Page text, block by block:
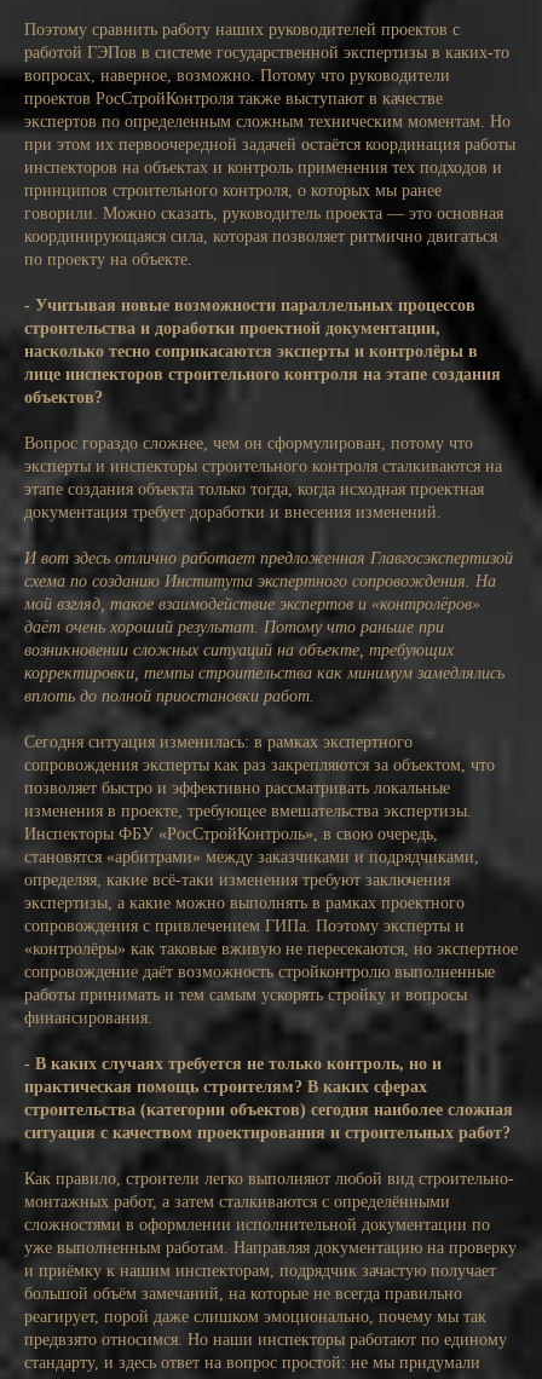
Поэтому сравнить работу наших руководителей проектов с
работой ГЭПов в системе государственной экспертизы в каких-то
вопросах, наверное, возможно. Потому что руководители
проектов РосСтройКонтроля также выступают в качестве
экспертов по определенным сложным техническим моментам. Но
при этом их первоочередной задачей остаётся координация работы
инспекторов на объектах и контроль применения тех подходов и
принципов строительного контроля, о которых мы ранее
говорили. Можно сказать, руководитель проекта — это основная
координирующаяся сила, которая позволяет ритмично двигаться
по проекту на объекте.
- Учитывая новые возможности параллельных процессов
строительства и доработки проектной документации,
насколько тесно соприкасаются эксперты и контролёры в
лице инспекторов строительного контроля на этапе создания
объектов?
Вопрос гораздо сложнее, чем он сформулирован, потому что
эксперты и инспекторы строительного контроля сталкиваются на
этапе создания объекта только тогда, когда исходная проектная
документация требует доработки и внесения изменений.
И вот здесь отлично работает предложенная Главгосэкспертизой
схема по созданию Института экспертного сопровождения. На
мой взгляд, такое взаимодействие экспертов и «контролёров»
даёт очень хороший результат. Потому что раньше при
возникновении сложных ситуаций на объекте, требующих
корректировки, темпы строительства как минимум замедлялись
вплоть до полной приостановки работ.
Сегодня ситуация изменилась: в рамках экспертного
сопровождения эксперты как раз закрепляются за объектом, что
позволяет быстро и эффективно рассматривать локальные
изменения в проекте, требующее вмешательства экспертизы.
Инспекторы ФБУ «РосСтройКонтроль», в свою очередь,
становятся «арбитрами» между заказчиками и подрядчиками,
определяя, какие всё-таки изменения требуют заключения
экспертизы, а какие можно выполнять в рамках проектного
сопровождения с привлечением ГИПа. Поэтому эксперты и
«контролёры» как таковые вживую не пересекаются, но экспертное
сопровождение даёт возможность стройконтролю выполненные
работы принимать и тем самым ускорять стройку и вопросы
финансирования.
- В каких случаях требуется не только контроль, но и
практическая помощь строителям? В каких сферах
строительства (категории объектов) сегодня наиболее сложная
ситуация с качеством проектирования и строительных работ?
Как правило, строители легко выполняют любой вид строительно-
монтажных работ, а затем сталкиваются с определёнными
сложностями в оформлении исполнительной документации по
уже выполненным работам. Направляя документацию на проверку
и приёмку к нашим инспекторам, подрядчик зачастую получает
большой объём замечаний, на которые не всегда правильно
реагирует, порой даже слишком эмоционально, почему мы так
предвзято относимся. Но наши инспекторы работают по единому
стандарту, и здесь ответ на вопрос простой: не мы придумали